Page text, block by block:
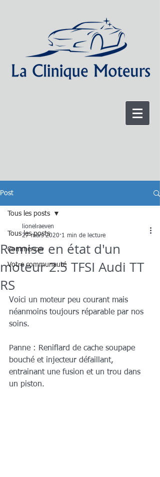
Post
Tous les posts
Commencer
Votre communauté
Tous les posts
Remise en état d'un
moteur 2.5 TFSI Audi TT
RS
lionelraeven
27 mars 2020 1 min de lecture
Voici un moteur peu courant mais
néanmoins toujours réparable par nos
soins.
Panne : Reniflard de cache soupape
bouché et injecteur défaillant,
entrainant une fusion et un trou dans
un piston.